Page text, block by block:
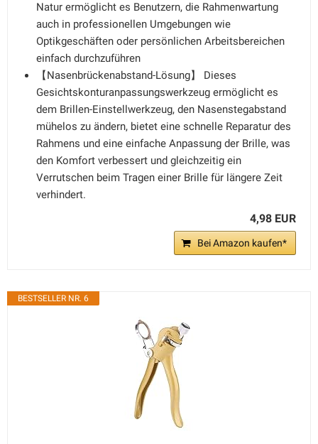
Natur ermöglicht es Benutzern, die Rahmenwartung
auch in professionellen Umgebungen wie
Optikgeschäften oder persönlichen Arbeitsbereichen
einfach durchzuführen
【Nasenbrückenabstand-Lösung】 Dieses
Gesichtskonturanpassungswerkzeug ermöglicht es
dem Brillen-Einstellwerkzeug, den Nasenstegabstand
mühelos zu ändern, bietet eine schnelle Reparatur des
Rahmens und eine einfache Anpassung der Brille, was
den Komfort verbessert und gleichzeitig ein
Verrutschen beim Tragen einer Brille für längere Zeit
verhindert.
4,98 EUR
Bei Amazon kaufen*
BESTSELLER NR. 6